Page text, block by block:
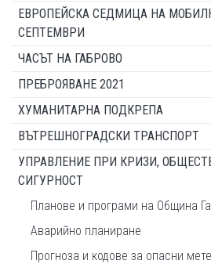
ЕВРОПЕЙСКА СЕДМИЦА НА
СЕПТЕМВРИ
ЧАСЪТ НА ГАБРОВО
ПРЕБРОЯВАНЕ 2021
ХУМАНИТАРНА ПОДКРЕПА
ВЪТРЕШНОГРАДСКИ ТРАНСПОРТ
УПРАВЛЕНИЕ ПРИ КРИЗИ,
СИГУРНОСТ
Планове и програми на Община
Аварийно планиране
Прогноза и кодове за опасни